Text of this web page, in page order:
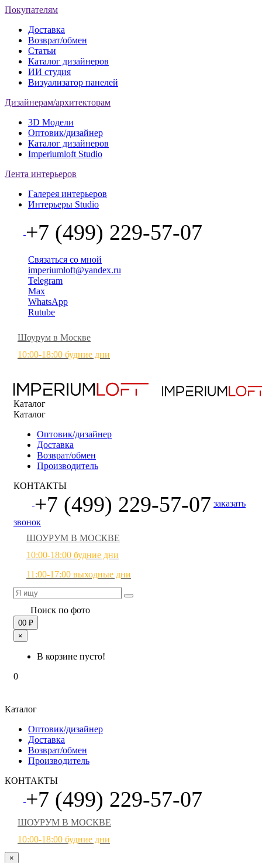
Покупателям
Доставка
Возврат/обмен
Статьи
Каталог дизайнеров
ИИ студия
Визуализатор панелей
Дизайнерам/архитекторам
3D Модели
Оптовик/дизайнер
Каталог дизайнеров
Imperiumloft Studio
Лента интерьеров
Галерея интерьеров
Интерьеры Studio
+7 (499) 229-57-07
Связаться со мной
imperiumloft@yandex.ru
Telegram
Max
WhatsApp
Rutube
Шоурум в Москве
10:00-18:00 будние дни
Каталог
Каталог
Оптовик/дизайнер
Доставка
Возврат/обмен
Производитель
КОНТАКТЫ
+7 (499) 229-57-07 заказать
звонок
ШОУРУМ В МОСКВЕ
10:00-18:00 будние дни
11:00-17:00 выходные дни
Поиск по фото
00 ₽
×
В корзине пусто!
0
Каталог
Оптовик/дизайнер
Доставка
Возврат/обмен
Производитель
КОНТАКТЫ
+7 (499) 229-57-07
ШОУРУМ В МОСКВЕ
10:00-18:00 будние дни
×